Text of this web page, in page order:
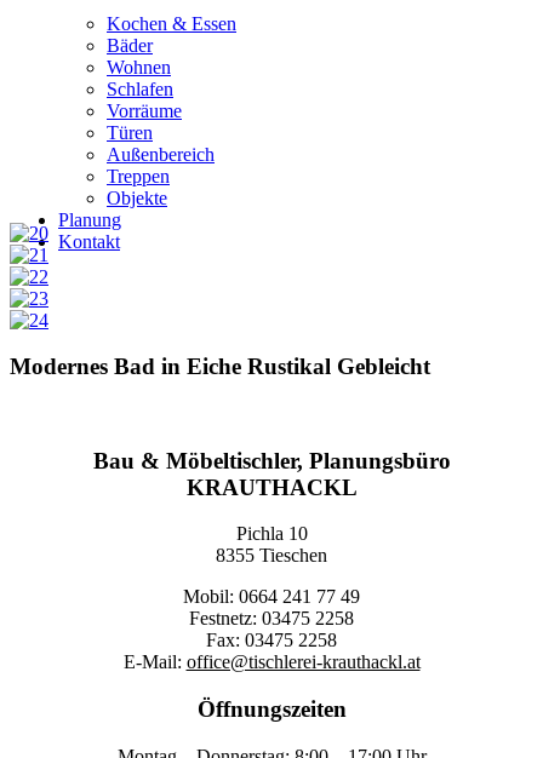
Kochen & Essen
Bäder
Wohnen
Schlafen
Vorräume
Türen
Außenbereich
Treppen
Objekte
Planung
Kontakt
Modernes Bad in Eiche Rustikal Gebleicht
Bau & Möbeltischler, Planungsbüro
KRAUTHACKL
Pichla 10
8355 Tieschen
Mobil: 0664 241 77 49
Festnetz: 03475 2258
Fax: 03475 2258
E-Mail: office@tischlerei-krauthackl.at
Öffnungszeiten